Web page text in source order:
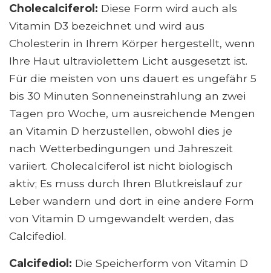
Cholecalciferol: Diese Form wird auch als
Vitamin D3 bezeichnet und wird aus
Cholesterin in Ihrem Körper hergestellt, wenn
Ihre Haut ultraviolettem Licht ausgesetzt ist.
Für die meisten von uns dauert es ungefähr 5
bis 30 Minuten Sonneneinstrahlung an zwei
Tagen pro Woche, um ausreichende Mengen
an Vitamin D herzustellen, obwohl dies je
nach Wetterbedingungen und Jahreszeit
variiert. Cholecalciferol ist nicht biologisch
aktiv; Es muss durch Ihren Blutkreislauf zur
Leber wandern und dort in eine andere Form
von Vitamin D umgewandelt werden, das
Calcifediol.
Calcifediol: Die Speicherform von Vitamin D